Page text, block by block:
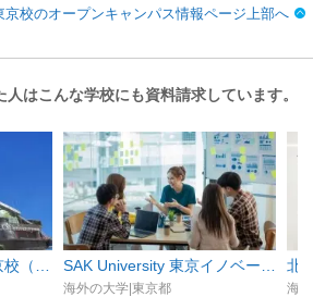
京校のオープンキャンパス情報ページ上部へ
はこんな学校にも資料請求しています。
海外の大学|東京都
北
海